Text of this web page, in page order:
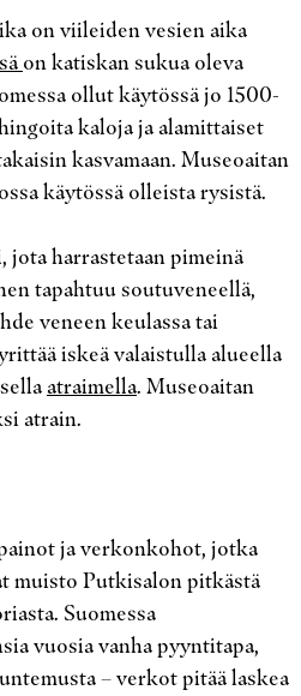
on viileiden vesien aika
on katiskan sukua oleva
ollut käytössä jo 1500-
kaloja ja alamittaiset
kasvamaan. Museoaitan
käytössä olleista rysistä.
jota harrastetaan pimeinä
tapahtuu soutuveneellä,
veneen keulassa tai
iskeä valaistulla alueella
atraimella. Museoaitan
atrain.
ja verkonkohot, jotka
muisto Putkisalon pitkästä
Suomessa
vuosia vanha pyyntitapa,
– verkot pitää laskea